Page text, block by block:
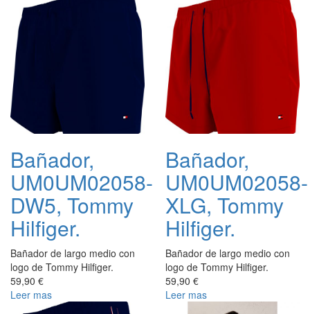
Bañador,
UM0UM02058-
DW5, Tommy
Hilfiger.
Bañador de largo medio con
logo de Tommy Hilfiger.
59,90 €
Leer mas
Bañador,
UM0UM02058-
XLG, Tommy
Hilfiger.
Bañador de largo medio con
logo de Tommy Hilfiger.
59,90 €
Leer mas